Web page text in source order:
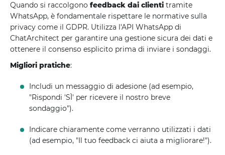
Quando si raccolgono feedback dai clienti tramite
WhatsApp, è fondamentale rispettare le normative sulla
privacy come il GDPR. Utilizza l'API WhatsApp di
ChatArchitect per garantire una gestione sicura dei dati e
ottenere il consenso esplicito prima di inviare i sondaggi.
Migliori pratiche:
Includi un messaggio di adesione (ad esempio,
"Rispondi 'SÌ' per ricevere il nostro breve
sondaggio").
Indicare chiaramente come verranno utilizzati i dati
(ad esempio, "Il tuo feedback ci aiuta a migliorare!").